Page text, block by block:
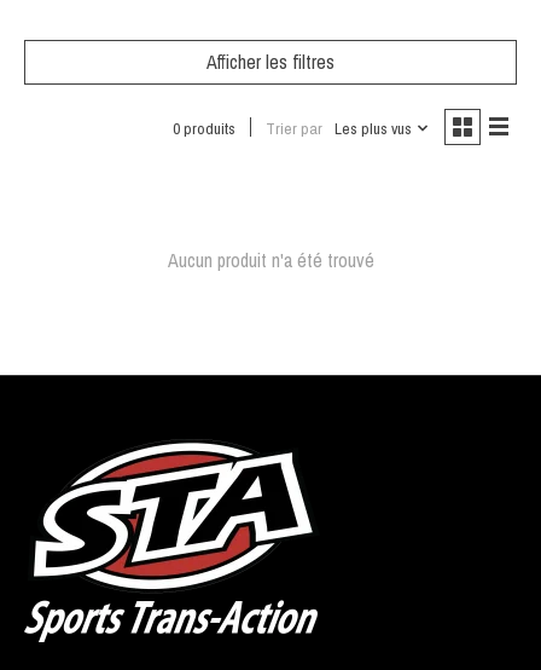
Afficher les filtres
0 produits Trier par Les plus vus
Aucun produit n'a été trouvé